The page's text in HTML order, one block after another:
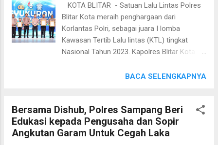
mengisi data kendaraan sesuai dengan
format yang telah disediakan dalam aplikasi.
Selain sebagai alat pelaporan, Aplikasi Ilmu
Semeru juga memungkinkan pengguna untuk
melakukan pencarian kendaraan bermotor
memasukkan nomor Polisi kendaraan yang
KOTA BLITAR - Satuan Lalu Lintas Polres
Blitar Kota meraih penghargaan dari
Korlantas Polri, sebagai juara I lomba
Kawasan Tertib Lalu lintas (KTL) tingkat
Nasional Tahun 2023. Kapolres Blitar Kota
mengatakan lomba Kawasan Tertib Lalu-
Sat Lantas Polres Blitar Kota meraih juara I
lomba KTL se-Indonesia, ” kata Kapolres
Blitar Kota AKBP Danang Setiyo P.S S.H S.I.K,
BACA SELENGKAPNYA
Bersama Dishub, Polres Sampang Beri
Edukasi kepada Pengusaha dan Sopir
Angkutan Garam Untuk Cegah Laka